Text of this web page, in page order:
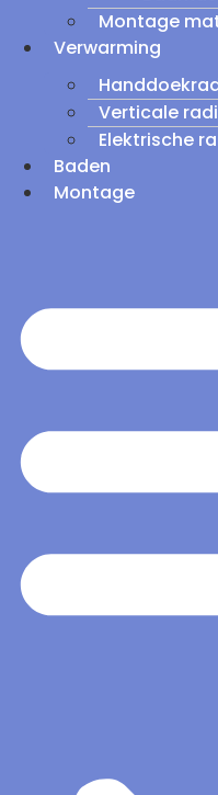
Montage
Verwarming
Verticale
Elektrische
Baden
Montage